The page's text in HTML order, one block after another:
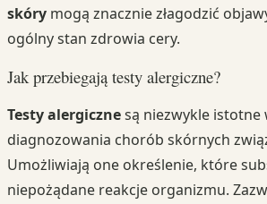
skóry mogą znacznie złagodzić
ogólny stan zdrowia cery.
Jak przebiegają testy alergiczne?
Testy alergicznesą niezwykle istotne
diagnozowania chorób skórnych
Umożliwiają one określenie, które
niepożądane reakcje organizmu.